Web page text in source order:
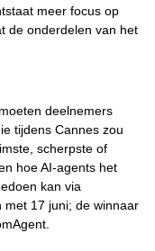
meer focus op
de onderdelen van het
deelnemers
tijdens Cannes zou
scherpste of
hoe AI-agents het
kan via
met 17 juni; de winnaar